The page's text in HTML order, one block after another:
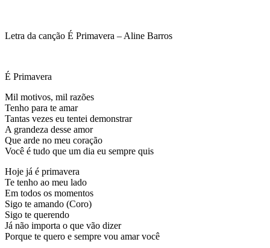
Letra da canção É Primavera – Aline Barros
É Primavera
Mil motivos, mil razões
Tenho para te amar
Tantas vezes eu tentei demonstrar
A grandeza desse amor
Que arde no meu coração
Você é tudo que um dia eu sempre quis
Hoje já é primavera
Te tenho ao meu lado
Em todos os momentos
Sigo te amando (Coro)
Sigo te querendo
Já não importa o que vão dizer
Porque te quero e sempre vou amar você